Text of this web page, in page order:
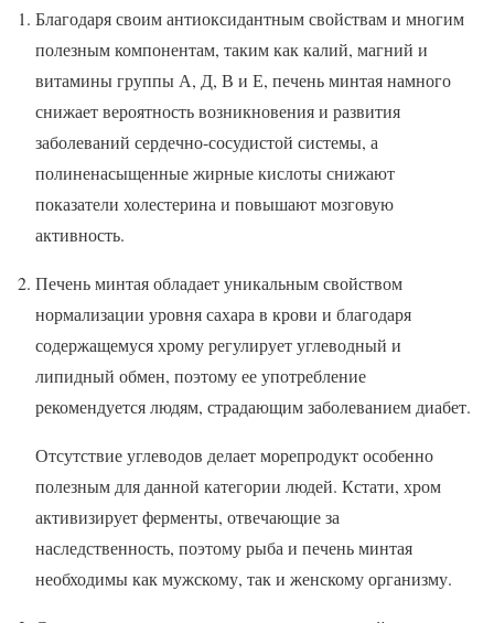
Благодаря своим антиоксидантным свойствам и многим
полезным компонентам, таким как калий, магний и
витамины группы А, Д, В и Е, печень минтая намного
снижает вероятность возникновения и развития
заболеваний сердечно-сосудистой системы, а
полиненасыщенные жирные кислоты снижают
показатели холестерина и повышают мозговую
активность.
Печень минтая обладает уникальным свойством
нормализации уровня сахара в крови и благодаря
содержащемуся хрому регулирует углеводный и
липидный обмен, поэтому ее употребление
рекомендуется людям, страдающим заболеванием диабет.
Отсутствие углеводов делает морепродукт особенно
полезным для данной категории людей. Кстати, хром
активизирует ферменты, отвечающие за
наследственность, поэтому рыба и печень минтая
необходимы как мужскому, так и женскому организму.